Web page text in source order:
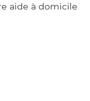
aide à domicile